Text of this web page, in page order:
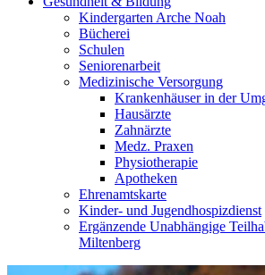
Kindergarten Arche Noah
Bücherei
Schulen
Seniorenarbeit
Medizinische Versorgung
Krankenhäuser in der
Hausärzte
Zahnärzte
Medz. Praxen
Physiotherapie
Apotheken
Ehrenamtskarte
Kinder- und Jugendhospizdienst
Ergänzende Unabhängige
Miltenberg